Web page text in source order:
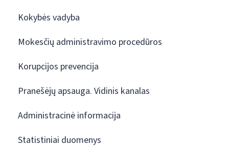
Kokybės vadyba
Mokesčių administravimo procedūros
Korupcijos prevencija
Pranešėjų apsauga. Vidinis kanalas
Administracinė informacija
Statistiniai duomenys